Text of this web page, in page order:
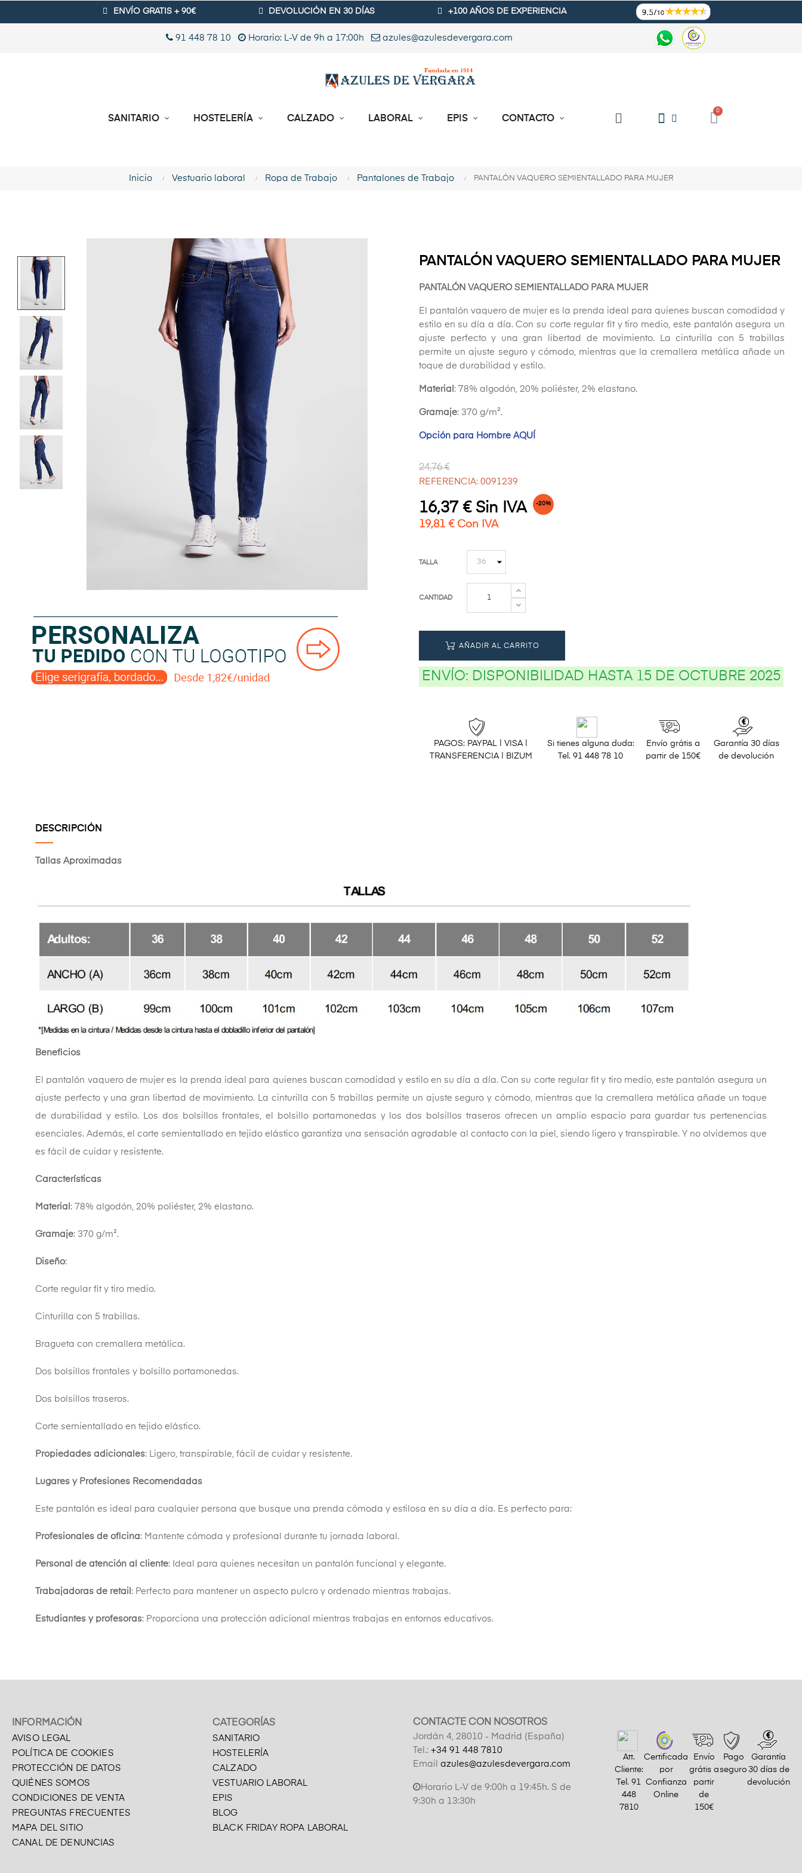
ENVÍO GRATIS + 90€ DEVOLUCIÓN EN 30 DÍAS +100 AÑOS DE EXPERIENCIA
91 448 78 10 Horario: L-V de 9h a 17:00h azules@azulesdevergara.com
SANITARIO HOSTELERÍA CALZADO LABORAL EPIS CONTACTO
Inicio Vestuario laboral Ropa de Trabajo Pantalones de Trabajo PANTALÓN VAQUERO SEMIENTALLADO PARA MUJER
PANTALÓN VAQUERO SEMIENTALLADO PARA MUJER
PANTALÓN VAQUERO SEMIENTALLADO PARA MUJER
El pantalón vaquero de mujer es la prenda ideal para quienes buscan comodidad y
estilo en su día a día. Con su corte regular fit y tiro medio, este pantalón asegura un
ajuste perfecto y una gran libertad de movimiento. La cinturilla con 5 trabillas
permite un ajuste seguro y cómodo, mientras que la cremallera metálica añade un
toque de durabilidad y estilo.
Material : 78% algodón, 20% poliéster, 2% elastano.
Gramaje: 370 g/m².
Opción para Hombre AQUÍ
24,76 €
REFERENCIA: 0091239
16,37 € Sin IVA -20%
19,81 € Con IVA
TALLA
CANTIDAD
AÑADIR AL CARRITO
ENVÍO: DISPONIBILIDAD HASTA 15 DE OCTUBRE 2025
PAGOS: PAYPAL | VISA |
TRANSFERENCIA | BIZUM
Si tienes alguna duda:
Tel. 91 448 78 10
Envío grátis a
partir de 150€
Garantía 30 días
de devolución
DESCRIPCIÓN
Tallas Aproximadas
Beneficios
El pantalón vaquero de mujer es la prenda ideal para quienes buscan comodidad y estilo en su día a día. Con su corte regular fit y tiro medio, este pantalón asegura un
ajuste perfecto y una gran libertad de movimiento. La cinturilla con 5 trabillas permite un ajuste seguro y cómodo, mientras que la cremallera metálica añade un toque
de durabilidad y estilo. Los dos bolsillos frontales, el bolsillo portamonedas y los dos bolsillos traseros ofrecen un amplio espacio para guardar tus pertenencias
esenciales. Además, el corte semientallado en tejido elástico garantiza una sensación agradable al contacto con la piel, siendo ligero y transpirable. Y no olvidemos que
es fácil de cuidar y resistente.
Características
Material : 78% algodón, 20% poliéster, 2% elastano.
Gramaje: 370 g/m².
Diseño:
Corte regular fit y tiro medio.
Cinturilla con 5 trabillas.
Bragueta con cremallera metálica.
Dos bolsillos frontales y bolsillo portamonedas.
Dos bolsillos traseros.
Corte semientallado en tejido elástico.
Propiedades adicionales: Ligero, transpirable, fácil de cuidar y resistente.
Lugares y Profesiones Recomendadas
Este pantalón es ideal para cualquier persona que busque una prenda cómoda y estilosa en su día a día. Es perfecto para:
Profesionales de oficina: Mantente cómoda y profesional durante tu jornada laboral.
Personal de atención al cliente: Ideal para quienes necesitan un pantalón funcional y elegante.
Trabajadoras de retail : Perfecto para mantener un aspecto pulcro y ordenado mientras trabajas.
Estudiantes y profesoras: Proporciona una protección adicional mientras trabajas en entornos educativos.
INFORMACIÓN
AVISO LEGAL
POLÍTICA DE COOKIES
PROTECCIÓN DE DATOS
QUIÉNES SOMOS
CONDICIONES DE VENTA
PREGUNTAS FRECUENTES
MAPA DEL SITIO
CANAL DE DENUNCIAS
CATEGORÍAS
SANITARIO
HOSTELERÍA
CALZADO
VESTUARIO LABORAL
EPIS
BLOG
BLACK FRIDAY ROPA LABORAL
CONTACTE CON NOSOTROS
Jordán 4, 28010 - Madrid (España)
Tel.: +34 91 448 7810
Email azules@azulesdevergara.com
Horario L-V de 9:00h a 19:45h. S de
9:30h a 13:30h
Att.
Cliente:
Tel.91
448
7810
Certificada
por
Confianza
Online
Envío
grátis a
partir
de
150€
Pago
seguro
Garantía
30 días de
devolución